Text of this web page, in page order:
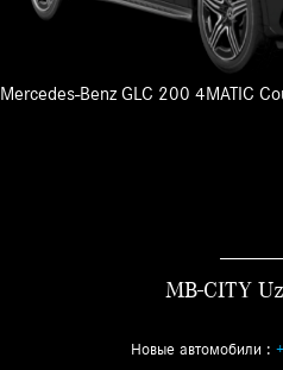
Mercedes-Benz GLC 200 4MATIC
MB-CITY
Новые автомобили :